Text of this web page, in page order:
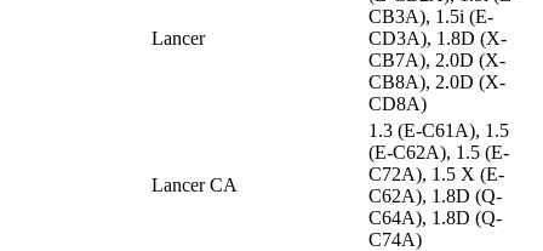
Lancer
CB3A), 1.5i (E-
CD3A), 1.8D (X-
CB7A), 2.0D (X-
CB8A), 2.0D (X-
CD8A)
Lancer CA
1.3 (E-C61A), 1.5
(E-C62A), 1.5 (E-
C72A), 1.5 X (E-
C62A), 1.8D (Q-
C64A), 1.8D (Q-
C74A)